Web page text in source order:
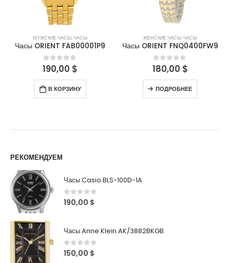
МУЖСКИЕ ЧАСЫ,ЧАСЫ
Часы ORIENT FAB00001P9
0out of 5
190,00 $
В КОРЗИНУ
ЖЕНСКИЕ ЧАСЫ,ЧАСЫ
Часы ORIENT FNQ0400FW9
0out of 5
180,00 $
ПОДРОБНЕЕ
РЕКОМЕНДУЕМ
Часы Casio BLS-100D-1A
0out of 5
190,00 $
Часы Anne Klein AK/3882BKGB
0out of 5
150,00 $